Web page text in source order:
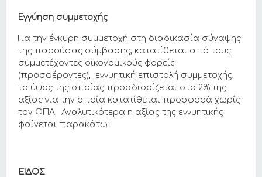
Εγγύηση συμμετοχής
Για την έγκυρη συμμετοχή στη διαδικασία σύναψης
της παρούσας σύμβασης, κατατίθεται από τους
συμμετέχοντες οικονομικούς φορείς
(προσφέροντες), εγγυητική επιστολή συμμετοχής,
το ύψος της οποίας προσδιορίζεται στο 2% της
αξίας για την οποία κατατίθεται προσφορά χωρίς
τον ΦΠΑ. Αναλυτικότερα η αξίας της εγγυητικής
φαίνεται παρακάτω:
ΕΙΔΟΣ